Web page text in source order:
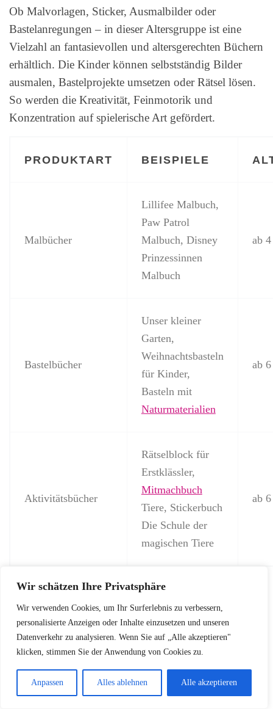
Wir schätzen Ihre Privatsphäre
Wir verwenden Cookies, um Ihr Surferlebnis zu verbessern,
personalisierte Anzeigen oder Inhalte einzusetzen und unseren
Datenverkehr zu analysieren. Wenn Sie auf „Alle akzeptieren"
klicken, stimmen Sie der Anwendung von Cookies zu.
Anpassen Alles ablehnen Alle akzeptieren
Ob Malvorlagen, Sticker, Ausmalbilder oder
Bastelanregungen – in dieser Altersgruppe ist eine
Vielzahl an fantasievollen und altersgerechten Büchern
erhältlich. Die Kinder können selbstständig Bilder
ausmalen, Bastelprojekte umsetzen oder Rätsel lösen.
So werden die Kreativität, Feinmotorik und
Konzentration auf spielerische Art gefördert.
PRODUKTART BEISPIELE
Malbücher
Lillifee Malbuch,
Paw Patrol
Malbuch, Disney
Prinzessinnen
Malbuch
ab
Bastelbücher
Unser kleiner
Garten,
Weihnachtsbasteln
für Kinder,
Basteln mit
Naturmaterialien
ab
Aktivitätsbücher
Rätselblock für
Erstklässler,
Mitmachbuch
Tiere, Stickerbuch
Die Schule der
magischen Tiere
ab
Mit den vielfältigen Beschäftigungsbücher Kinder
Malbücher 6-JährigeundBastelbücher für
Grundschülerkönnen Eltern die Kreativität und
Motorik ihrer Kinder auf spielerische Art und Weise
6. Lebensjahr besonders viel Spaß!